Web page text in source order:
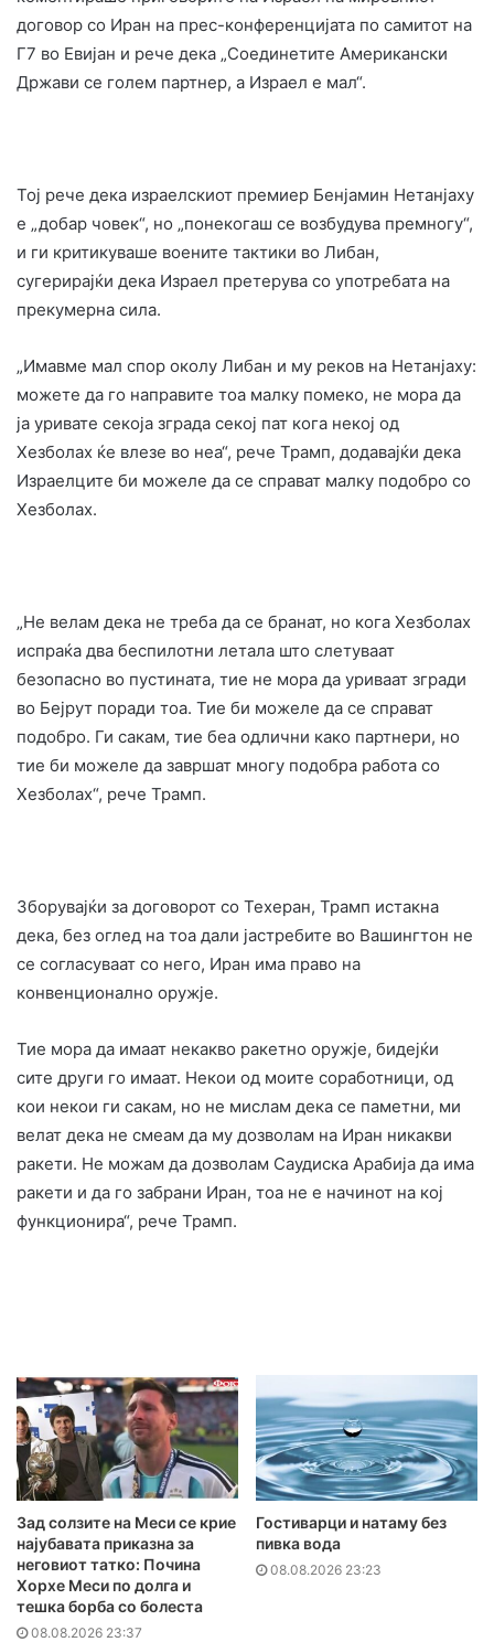
договор со Иран на прес-конференцијата по самитот на
Г7 во Евијан и рече дека „Соединетите Американски
Држави се голем партнер, а Израел е мал“.
Тој рече дека израелскиот премиер Бенјамин Нетанјаху
е „добар човек“, но „понекогаш се возбудува премногу“,
и ги критикуваше воените тактики во Либан,
сугерирајќи дека Израел претерува со употребата на
прекумерна сила.
„Имавме мал спор околу Либан и му реков на Нетанјаху:
можете да го направите тоа малку помеко, не мора да
ја уривате секоја зграда секој пат кога некој од
Хезболах ќе влезе во неа“, рече Трамп, додавајќи дека
Израелците би можеле да се справат малку подобро со
Хезболах.
„Не велам дека не треба да се бранат, но кога Хезболах
испраќа два беспилотни летала што слетуваат
безопасно во пустината, тие не мора да уриваат згради
во Бејрут поради тоа. Тие би можеле да се справат
подобро. Ги сакам, тие беа одлични како партнери, но
тие би можеле да завршат многу подобра работа со
Хезболах“, рече Трамп.
Зборувајќи за договорот со Техеран, Трамп истакна
дека, без оглед на тоа дали јастребите во Вашингтон не
се согласуваат со него, Иран има право на
конвенционално оружје.
Тие мора да имаат некакво ракетно оружје, бидејќи
сите други го имаат. Некои од моите соработници, од
кои некои ги сакам, но не мислам дека се паметни, ми
велат дека не смеам да му дозволам на Иран никакви
ракети. Не можам да дозволам Саудиска Арабија да има
ракети и да го забрани Иран, тоа не е начинот на кој
функционира“, рече Трамп.
Зад солзите на Меси се крие
најубавата приказна за
неговиот татко: Почина
Хорхе Меси по долга и
тешка борба со болеста
08.08.2026 23:37
Гостиварци и натаму без
пивка вода
08.08.2026 23:23